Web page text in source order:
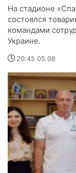
На стадионе
состоялся
командами
Украине.
20:45 05.08